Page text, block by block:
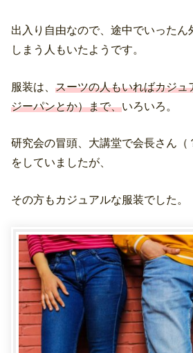
出入り自由なので、途中でいったん
しまう人もいたようです。
服装は、 スーツの人もいればカジュ
ジーパンとか）まで、いろいろ。
研究会の冒頭、大講堂で会長さん（
をしていましたが、
その方もカジュアルな服装でした。